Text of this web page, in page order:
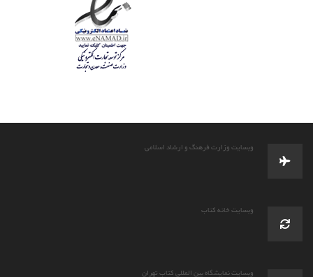
وبسایت وزارت فرهنگ و ارشاد اسلامی
وبسایت خانه کتاب
وبسایت نمایشگاه بین المللی کتاب تهران